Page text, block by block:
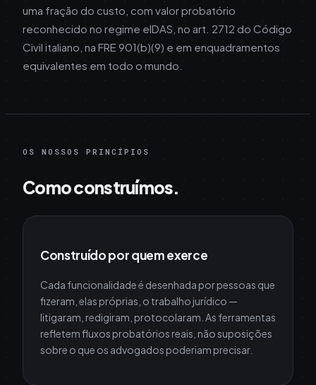
uma fração do custo, com valor probatório
reconhecido no regime eIDAS, no art. 2712 do Código
Civil italiano, na FRE 901(b)(9) e em enquadramentos
equivalentes em todo o mundo.
OS NOSSOS PRINCÍPIOS
Como construímos.
Construído por quem exerce
Cada funcionalidade é desenhada por pessoas que
fizeram, elas próprias, o trabalho jurídico —
litigaram, redigiram, protocolaram. As ferramentas
refletem fluxos probatórios reais, não suposições
sobre o que os advogados poderiam precisar.